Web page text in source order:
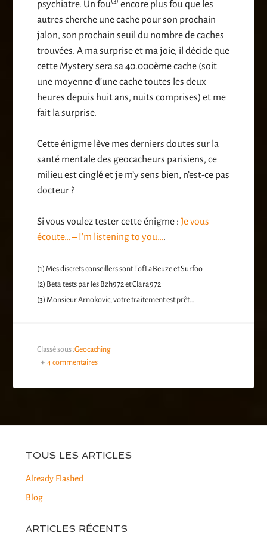
psychiatre. Un fou
encore plus fou que les
autres cherche une cache pour son prochain
jalon, son prochain seuil du nombre de caches
trouvées. A ma surprise et ma joie, il décide que
cette Mystery sera sa 40.000ème cache (soit
une moyenne d’une cache toutes les deux
heures depuis huit ans, nuits comprises) et me
fait la surprise.
Cette énigme lève mes derniers doutes sur la
santé mentale des geocacheurs parisiens, ce
milieu est cinglé et je m’y sens bien, n’est-ce pas
docteur ?
Si vous voulez tester cette énigme :Je vous
écoute… – I’m listening to you….
(1) Mes discrets conseillers sont TofLaBeuze et Surfoo
(2) Beta tests par les Bzh972 et Clara972
(3) Monsieur Arnokovic, votre traitement est prêt…
Classé sous :Geocaching
4 commentaires
TOUS LES ARTICLES
Already Flashed
Blog
ARTICLES RÉCENTS